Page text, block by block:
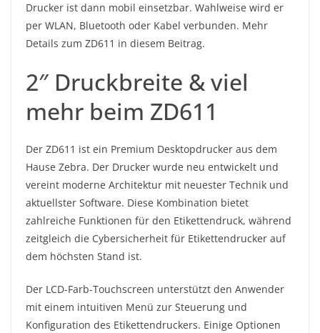
Drucker ist dann mobil einsetzbar. Wahlweise wird er
per WLAN, Bluetooth oder Kabel verbunden. Mehr
Details zum ZD611 in diesem Beitrag.
2″ Druckbreite & viel
mehr beim ZD611
Der ZD611 ist ein Premium Desktopdrucker aus dem
Hause Zebra. Der Drucker wurde neu entwickelt und
vereint moderne Architektur mit neuester Technik und
aktuellster Software. Diese Kombination bietet
zahlreiche Funktionen für den Etikettendruck, während
zeitgleich die Cybersicherheit für Etikettendrucker auf
dem höchsten Stand ist.
Der LCD-Farb-Touchscreen unterstützt den Anwender
mit einem intuitiven Menü zur Steuerung und
Konfiguration des Etikettendruckers. Einige Optionen